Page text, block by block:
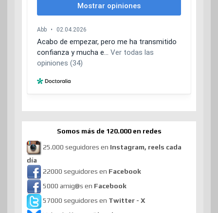
Somos más de 120.000 en redes
25.000 seguidores en Instagram, reels cada
día
22000 seguidores en Facebook
5000 amig@s en Facebook
57000 seguidores en Twitter - X